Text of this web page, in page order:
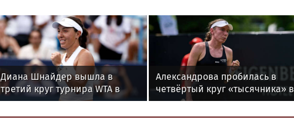
Диана Шнайдер вышла в
третий круг турнира WTA в
Торонто
Александрова пробилась в
четвёртый круг «тысячника» в
Торонто